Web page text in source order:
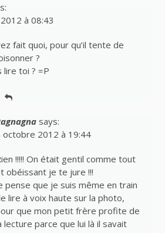
à 08:43
fait quoi, pour qu’il tente de
?
lire toi ? =P
says:
octobre 2012 à 19:44
!!!!! On était gentil comme tout
obéissant je te jure !!!
pense que je suis même en train
lire à voix haute sur la photo,
que mon petit frère profite de
lecture parce que lui là il savait